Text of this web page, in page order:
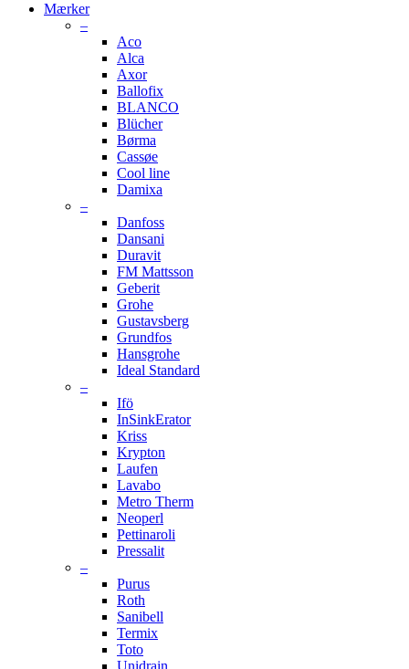
Mærker
–
Aco
Alca
Axor
Ballofix
BLANCO
Blücher
Børma
Cassøe
Cool line
Damixa
–
Danfoss
Dansani
Duravit
FM Mattsson
Geberit
Grohe
Gustavsberg
Grundfos
Hansgrohe
Ideal Standard
–
Ifö
InSinkErator
Kriss
Krypton
Laufen
Lavabo
Metro Therm
Neoperl
Pettinaroli
Pressalit
–
Purus
Roth
Sanibell
Termix
Toto
Unidrain